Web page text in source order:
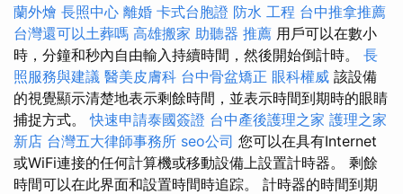
蘭外燴 長照中心 離婚 卡式台胞證 防水 工程 台中推拿推薦
台灣還可以土葬嗎 高雄搬家 助聽器 推薦 用戶可以在數小
時，分鐘和秒內自由輸入持續時間，然後開始倒計時。 長
照服務與建議 醫美皮膚科 台中骨盆矯正 眼科權威 該設備
的視覺顯示清楚地表示剩餘時間，並表示時間到期時的眼睛
捕捉方式。快速申請泰國簽證 台中產後護理之家 護理之家
新店 台灣五大律師事務所 seo公司 您可以在具有Internet
或WiFi連接的任何計算機或移動設備上設置計時器。 剩餘
時間可以在此界面和設置時間時追踪。 計時器的時間到期